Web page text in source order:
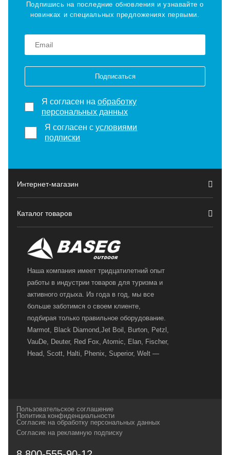
Подпишись на последние обновления и узнавайте о
новинках и специальных предложениях первыми.
Подписаться
Я согласен на обработку
персональных данных
Я согласен сусловиями
подписки
Интернет-магазин
Каталог товаров
Наша компания имеет тридцатилетний опыт
работы в индустрии товаров для туризма и
активного отдыха. Из года в год, мы все
больше заботимся о своем клиенте,
подбирая только правильное оборудование.
Marmot, Black Diamond,Jet Boil, Burton, Petzl,
VauDe, Deuter, Red Fox, Atomic, Elan, Fischer,
Head, Scott, Halti, Phenix, Superior, Welt —
и взыскательных путешественников,
спортсменов и отдыхающих.
Пользовательское соглашение
Политика конфиденциальности
Согласие на обработку персональных данных
Согласие на рекламную подписку